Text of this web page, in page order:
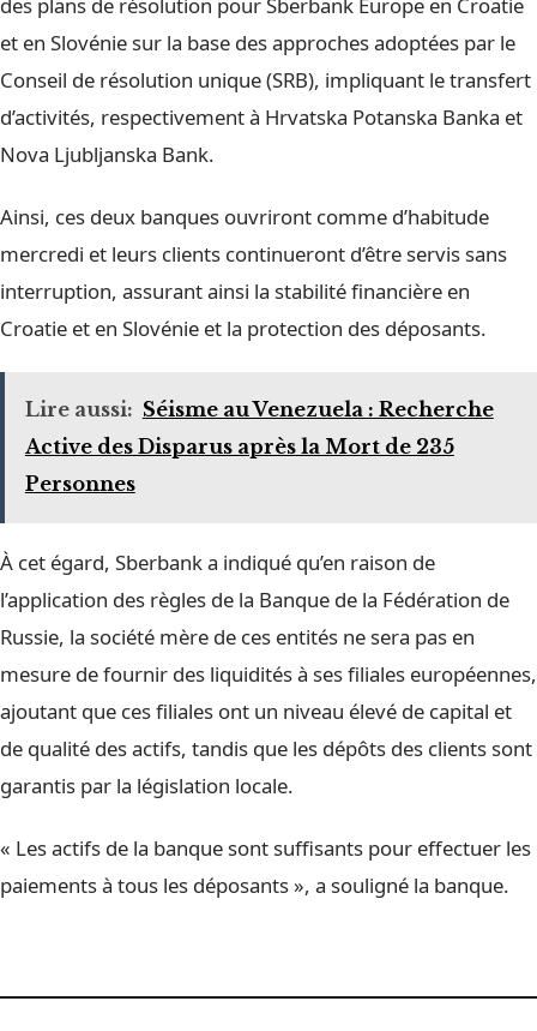
et en Slovénie sur la base des approches adoptées par le
Conseil de résolution unique (SRB), impliquant le transfert
d’activités, respectivement à Hrvatska Potanska Banka et
Nova Ljubljanska Bank.
Ainsi, ces deux banques ouvriront comme d’habitude
mercredi et leurs clients continueront d’être servis sans
interruption, assurant ainsi la stabilité financière en
Croatie et en Slovénie et la protection des déposants.
Lire aussi: Séisme au Venezuela : Recherche
Active des Disparus après la Mort de 235
Personnes
À cet égard, Sberbank a indiqué qu’en raison de
l’application des règles de la Banque de la Fédération de
Russie, la société mère de ces entités ne sera pas en
mesure de fournir des liquidités à ses filiales européennes,
ajoutant que ces filiales ont un niveau élevé de capital et
de qualité des actifs, tandis que les dépôts des clients sont
garantis par la législation locale.
« Les actifs de la banque sont suffisants pour effectuer les
paiements à tous les déposants », a souligné la banque.